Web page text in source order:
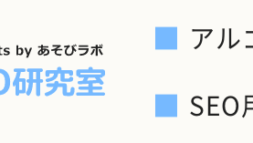
SEO
アル